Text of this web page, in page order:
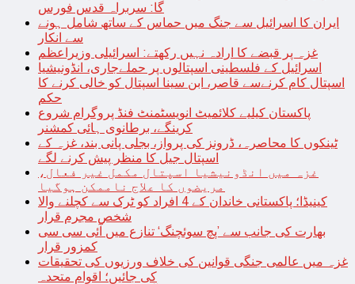
گا: سربراہ قدس فورس
ایران کا اسرائیل سے جنگ میں حماس کے ساتھ شامل ہونے
سے انکار
غزہ پر قبضے کا ارادہ نہیں رکھتے: اسرائیلی وزیراعظم
اسرائیل کے فلسطینی اسپتالوں پر حملےجاری، انڈونیشیا
اسپتال کام کرنےسے قاصر، ابن سینا اسپتال کو خالی کرنے کا
حکم
پاکستان کیلیے کلائمیٹ انویسٹمنٹ فنڈ پروگرام شروع
کرینگے، برطانوی ہائی کمشنر
ٹینکوں کا محاصرہ، ڈرونز کی پرواز، بجلی پانی بند، غزہ کے
اسپتال جیل کا منظر پیش کرنے لگے
غزہ میں انڈونیشیا اسپتال مکمل غیر فعال،
مریضوں کا علاج ناممکن ہوگیا
کینیڈا؛ پاکستانی خاندان کے 4 افراد کو ٹرک سے کچلنے والا
شخص مجرم قرار
بھارت کی جانب سے ’پچ سوئچنگ‘ تنازع میں آئی سی سی
کمزور قرار
غزہ میں عالمی جنگی قوانین کی خلاف ورزیوں کی تحقیقات
کی جائیں؛ اقوام متحدہ